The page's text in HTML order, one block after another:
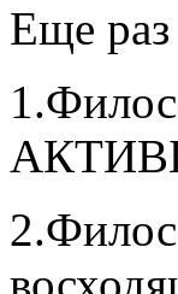
Еще